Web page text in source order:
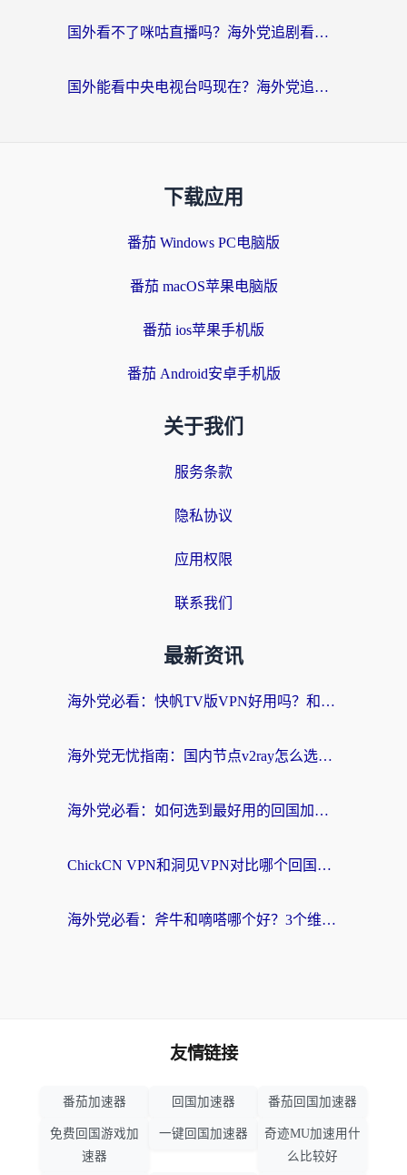
国外看不了咪咕直播吗？海外党追剧看片的加速器选择指南
国外能看中央电视台吗现在？海外党追剧看央视的实用指南
下载应用
番茄 Windows PC电脑版
番茄 macOS苹果电脑版
番茄 ios苹果手机版
番茄 Android安卓手机版
关于我们
服务条款
隐私协议
应用权限
联系我们
最新资讯
海外党必看：快帆TV版VPN好用吗？和快游VPN对比哪个回国效果更好？附实用避坑指南
海外党无忧指南：国内节点v2ray怎么选？一键回国VPN+多场景实测帮你避坑
海外党必看：如何选到最好用的回国加速器？从节点到售后的全维度指南
ChickCN VPN和洞见VPN对比哪个回国效果更好？海外党亲测3款加速器+避坑指南
海外党必看：斧牛和嘀嗒哪个好？3个维度教你选对回国加速器
友情链接
番茄加速器 回国加速器 番茄回国加速器
免费回国游戏加
速器
一键回国加速器
奇迹MU加速用什
么比较好